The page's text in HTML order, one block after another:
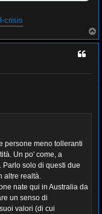
crisis
o
persone meno tolleranti
Un po' come, a
solo di questi due
altre realtà.
nate qui in Australia da
un senso di
valori (di cui